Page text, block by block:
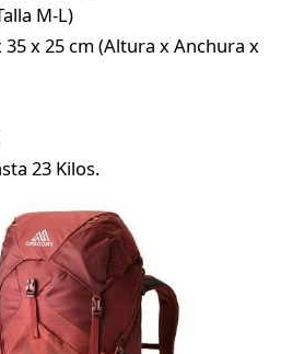
M-L)
35 x 25 cm (Altura x Anchura x
23 Kilos.